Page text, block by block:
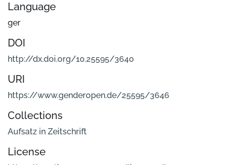
Language
ger
DOI
http://dx.doi.org/10.25595/3640
URI
https://www.genderopen.de/25595/3646
Collections
Aufsatz in Zeitschrift
License